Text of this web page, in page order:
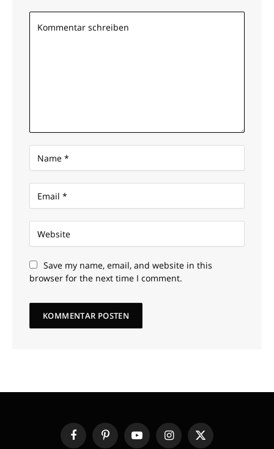
Save my name, email, and website in this
browser for the next time I comment.
FacebookPinterestYouTubeInstagram
X